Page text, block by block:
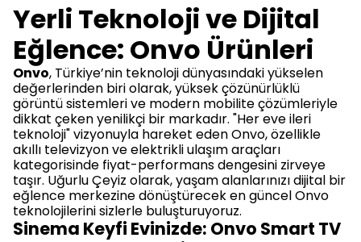
Yerli Teknoloji ve Dijital
Eğlence: Onvo Ürünleri
Onvo, Türkiye’nin teknoloji dünyasındaki yükselen
değerlerinden biri olarak, yüksek çözünürlüklü
görüntü sistemleri ve modern mobilite çözümleriyle
dikkat çeken yenilikçi bir markadır. "Her eve ileri
teknoloji" vizyonuyla hareket eden Onvo, özellikle
akıllı televizyon ve elektrikli ulaşım araçları
kategorisinde fiyat-performans dengesini zirveye
taşır. Uğurlu Çeyiz olarak, yaşam alanlarınızı dijital bir
eğlence merkezine dönüştürecek en güncel Onvo
teknolojilerini sizlerle buluşturuyoruz.
Sinema Keyfi Evinizde: Onvo Smart TV